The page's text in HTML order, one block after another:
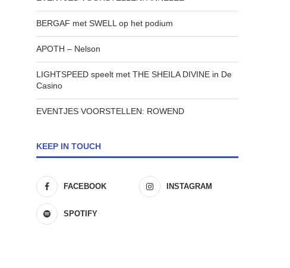
BERGAF met SWELL op het podium
APOTH – Nelson
LIGHTSPEED speelt met THE SHEILA DIVINE in De
Casino
EVENTJES VOORSTELLEN: ROWEND
KEEP IN TOUCH
FACEBOOK INSTAGRAM
SPOTIFY